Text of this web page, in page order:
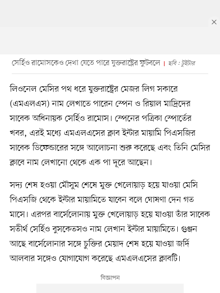
সের্হিও রামোসকেও দেখা যেতে পারে যুক্তরাষ্ট্রের ফুটবলে ছবি : টুইটার
লিওনেল মেসির পথ ধরে যুক্তরাষ্ট্রের মেজর লিগ সকারে
(এমএলএস) নাম লেখাতে পারেন স্পেন ও রিয়াল মাদ্রিদের
সাবেক অধিনায়ক সের্হিও রামোস। স্পেনের পত্রিকা স্পোর্তের
খবর, এরই মধ্যে এমএলএসের ক্লাব ইন্টার মায়ামি পিএসজির
সাবেক ডিফেন্ডারের সঙ্গে আলোচনা শুরু করেছে এবং তিনি মেসির
ক্লাবে নাম লেখানো থেকে এক পা দূরে আছেন।
সদ্য শেষ হওয়া মৌসুম শেষে মুক্ত খেলোয়াড় হয়ে যাওয়া মেসি
পিএসজি থেকে ইন্টার মায়ামিতে যাবেন বলে ঘোষণা দেন গত
মাসে। এরপর বার্সেলোনায় মুক্ত খেলোয়াড় হয়ে যাওয়া তাঁর সাবেক
সতীর্থ সের্হিও বুসকেতসও নাম লেখান ইন্টার মায়ামিতে। গুঞ্জন
আছে বার্সেলোনার সঙ্গে চুক্তির মেয়াদ শেষ হয়ে যাওয়া জর্দি
আলবার সঙ্গেও যোগাযোগ করেছে এমএলএসের ক্লাবটি।